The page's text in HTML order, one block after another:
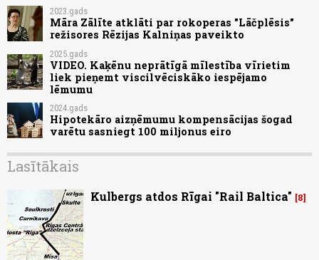
2023.gads
Māra Zālīte atklāti par rokoperas "Lāčplēsis"
režisores Rēzijas Kalniņas paveikto
2025.gads
VIDEO. Kaķēnu neprātīgā mīlestība vīrietim
liek pieņemt viscilvēciskāko iespējamo
lēmumu
2024.gads
Hipotekāro aizņēmumu kompensācijas šogad
varētu sasniegt 100 miljonus eiro
Lasītākais
Kulbergs atdos Rīgai "Rail Baltica" 8